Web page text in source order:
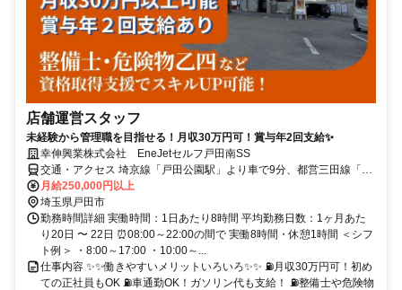
店舗運営スタッフ
未経験から管理職を目指せる！月収30万円可！賞与年2回支給✨
幸伸興業株式会社 EneJetセルフ戸田南SS
交通・アクセス 埼京線「戸田公園駅」より車で9分、都営三田線「高
島平駅」より車で10分、京浜東北・根岸線「蕨駅」より車で15分◆
車・バイク・自転車通勤OK◆交通費支給！
月給250,000円以上
埼玉県戸田市
勤務時間詳細 実働時間：1日あたり8時間 平均勤務日数：1ヶ月あた
り20日 〜 22日 ⏰08:00～22:00の間で 実働8時間・休憩1時間 ＜シフ
ト例＞ ・8:00～17:00 ・10:00～...
仕事内容 ✨✨働きやすいメリットいろいろ✨✨ ⛽月収30万円可！初め
ての正社員もOK ⛽車通勤OK！ガソリン代も支給！ ⛽整備士や危険物